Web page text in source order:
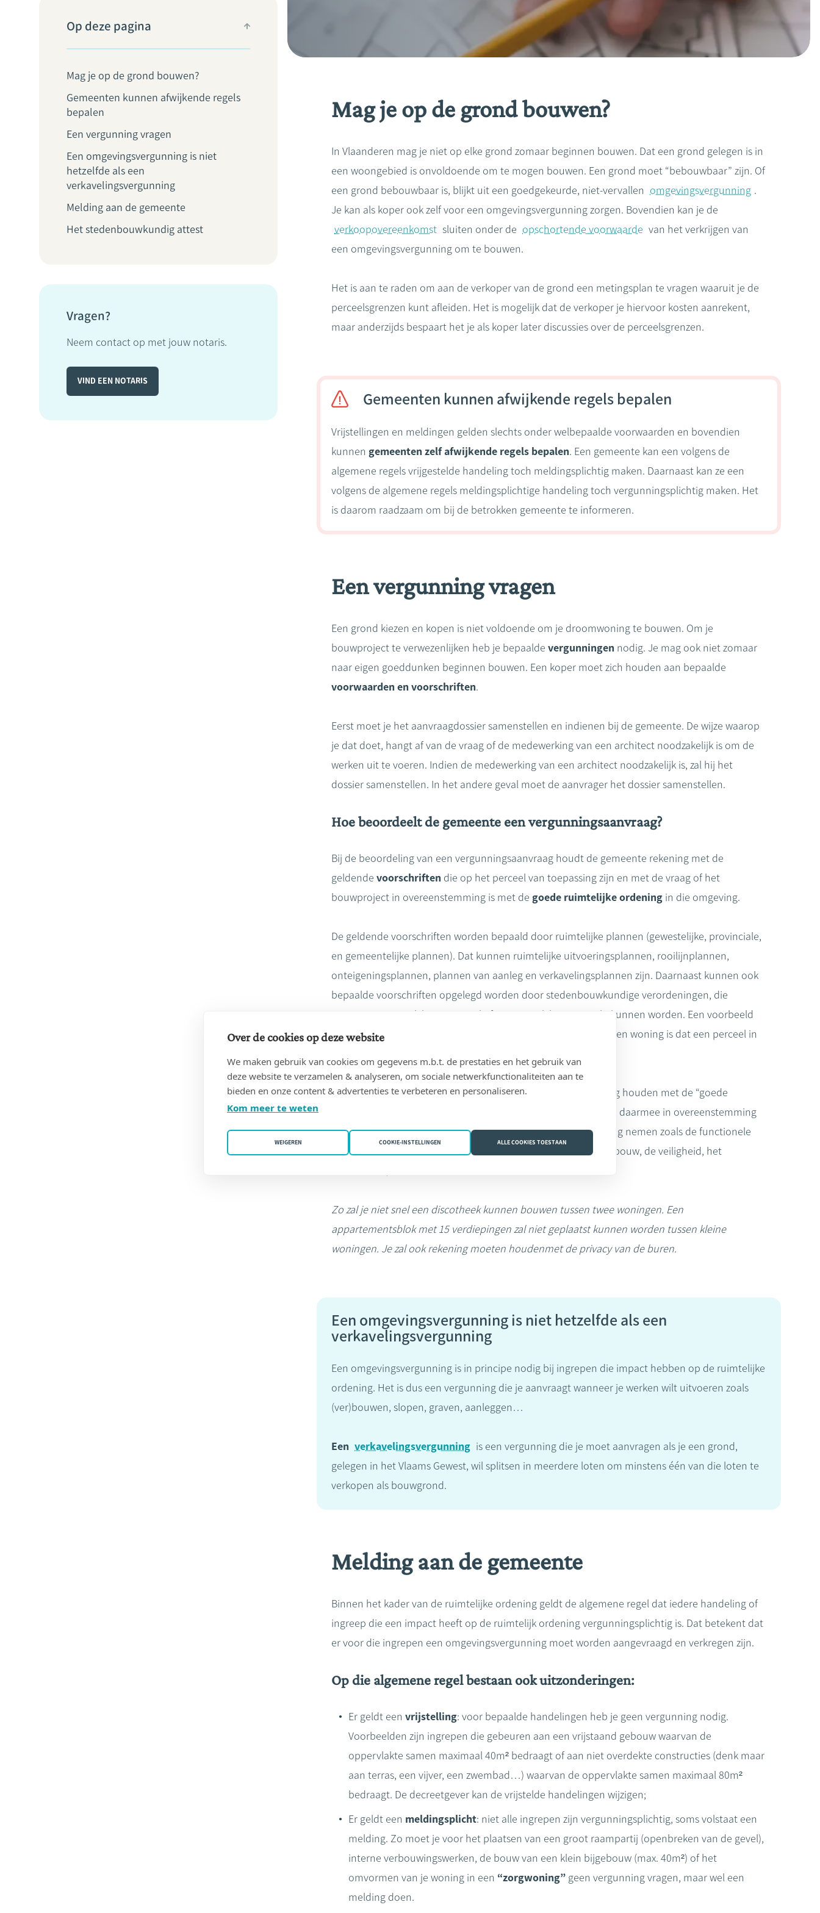
Op deze pagina
Mag je op de grond bouwen?
Gemeenten kunnen afwijkende regels
bepalen
Een vergunning vragen
Een omgevingsvergunning is niet
hetzelfde als een
verkavelingsvergunning
Melding aan de gemeente
Het stedenbouwkundig attest
Vragen?
Neem contact op met jouw notaris.
VIND EEN NOTARIS
Mag je op de grond bouwen?
In Vlaanderen mag je niet op elke grond zomaar beginnen bouwen. Dat een grond gelegen is in
een woongebied is onvoldoende om te mogen bouwen. Een grond moet “bebouwbaar” zijn. Of
een grond bebouwbaar is, blijkt uit een goedgekeurde, niet-vervallen omgevingsvergunning .
Je kan als koper ook zelf voor een omgevingsvergunning zorgen. Bovendien kan je de
verkoopovereenkomst sluiten onder de opschortende voorwaarde van het verkrijgen van
een omgevingsvergunning om te bouwen.
Het is aan te raden om aan de verkoper van de grond een metingsplan te vragen waaruit je de
perceelsgrenzen kunt afleiden. Het is mogelijk dat de verkoper je hiervoor kosten aanrekent,
maar anderzijds bespaart het je als koper later discussies over de perceelsgrenzen.
Gemeenten kunnen afwijkende regels bepalen
Vrijstellingen en meldingen gelden slechts onder welbepaalde voorwaarden en bovendien
kunnen gemeenten zelf afwijkende regels bepalen. Een gemeente kan een volgens de
algemene regels vrijgestelde handeling toch meldingsplichtig maken. Daarnaast kan ze een
volgens de algemene regels meldingsplichtige handeling toch vergunningsplichtig maken. Het
is daarom raadzaam om bij de betrokken gemeente te informeren.
Een vergunning vragen
Een grond kiezen en kopen is niet voldoende om je droomwoning te bouwen. Om je
bouwproject te verwezenlijken heb je bepaalde vergunningen nodig. Je mag ook niet zomaar
naar eigen goeddunken beginnen bouwen. Een koper moet zich houden aan bepaalde
voorwaarden en voorschriften.
Eerst moet je het aanvraagdossier samenstellen en indienen bij de gemeente. De wijze waarop
je dat doet, hangt af van de vraag of de medewerking van een architect noodzakelijk is om de
werken uit te voeren. Indien de medewerking van een architect noodzakelijk is, zal hij het
dossier samenstellen. In het andere geval moet de aanvrager het dossier samenstellen.
Hoe beoordeelt de gemeente een vergunningsaanvraag?
Bij de beoordeling van een vergunningsaanvraag houdt de gemeente rekening met de
geldende voorschriften die op het perceel van toepassing zijn en met de vraag of het
bouwproject in overeenstemming is met de goede ruimtelijke ordening in die omgeving.
De geldende voorschriften worden bepaald door ruimtelijke plannen (gewestelijke, provinciale,
en gemeentelijke plannen). Dat kunnen ruimtelijke uitvoeringsplannen, rooilijnplannen,
onteigeningsplannen, plannen van aanleg en verkavelingsplannen zijn. Daarnaast kunnen ook
bepaalde voorschriften opgelegd worden door stedenbouwkundige verordeningen, die
eveneens gewestelijk, provinciaal of gemeentelijk opgemaakt kunnen worden. Een voorbeeld
van een stedenbouwkundig voorschrift voor het bouwen van een woning is dat een perceel in
Naast de geldende voorschriften, zal de gemeente ook rekening houden met de “goede
ruimtelijke ordening” van de omgeving. Het bouwproject moet daarmee in overeenstemming
zijn. Daarbij zal de gemeente verschillende criteria in overweging nemen zoals de functionele
inpasbaarheid, de schaal, de visueel-vormelijke impact van de bouw, de veiligheid, het
Zo zal je niet snel een discotheek kunnen bouwen tussen twee woningen. Een
appartementsblok met 15 verdiepingen zal niet geplaatst kunnen worden tussen kleine
woningen. Je zal ook rekening moeten houdenmet de privacy van de buren.
Een omgevingsvergunning is niet hetzelfde als een
verkavelingsvergunning
Een omgevingsvergunning is in principe nodig bij ingrepen die impact hebben op de ruimtelijke
ordening. Het is dus een vergunning die je aanvraagt wanneer je werken wilt uitvoeren zoals
(ver)bouwen, slopen, graven, aanleggen…
Een verkavelingsvergunning is een vergunning die je moet aanvragen als je een grond,
gelegen in het Vlaams Gewest, wil splitsen in meerdere loten om minstens één van die loten te
verkopen als bouwgrond.
Melding aan de gemeente
Binnen het kader van de ruimtelijke ordening geldt de algemene regel dat iedere handeling of
ingreep die een impact heeft op de ruimtelijk ordening vergunningsplichtig is. Dat betekent dat
er voor die ingrepen een omgevingsvergunning moet worden aangevraagd en verkregen zijn.
Op die algemene regel bestaan ook uitzonderingen:
Er geldt een vrijstelling: voor bepaalde handelingen heb je geen vergunning nodig.
Voorbeelden zijn ingrepen die gebeuren aan een vrijstaand gebouw waarvan de
oppervlakte samen maximaal 40m² bedraagt of aan niet overdekte constructies (denk maar
aan terras, een vijver, een zwembad…) waarvan de oppervlakte samen maximaal 80m²
bedraagt. De decreetgever kan de vrijstelde handelingen wijzigen;
Er geldt een meldingsplicht: niet alle ingrepen zijn vergunningsplichtig, soms volstaat een
melding. Zo moet je voor het plaatsen van een groot raampartij (openbreken van de gevel),
interne verbouwingswerken, de bouw van een klein bijgebouw (max. 40m²) of het
omvormen van je woning in een “zorgwoning” geen vergunning vragen, maar wel een
melding doen.
Over de cookies op deze website
We maken gebruik van cookies om gegevens m.b.t. de prestaties en het gebruik van
deze website te verzamelen & analyseren, om sociale netwerkfunctionaliteiten aan te
bieden en onze content & advertenties te verbeteren en personaliseren.
Kom meer te weten
WEIGEREN COOKIE-INSTELLINGEN ALLE COOKIES TOESTAAN